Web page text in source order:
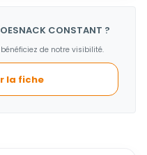
CONSTANT ?
de notre visibilité.
la fiche